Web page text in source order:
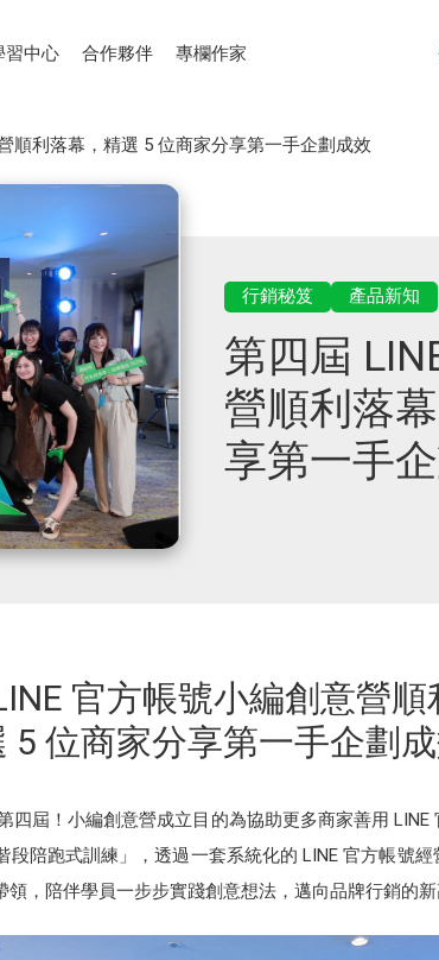
習中心 合作夥伴 專欄作家
順利落幕，精選 5 位商家分享第一手企劃成效
行銷秘笈 產品新知
第四屆
營順利落
享第一手
官方帳號小編創意營順
5 位商家分享第一手企劃
四屆！小編創意營成立目的為協助更多商家善用
陪跑式訓練」，透過一套系統化的 LINE 官方帳號
，陪伴學員一步步實踐創意想法，邁向品牌行銷的新